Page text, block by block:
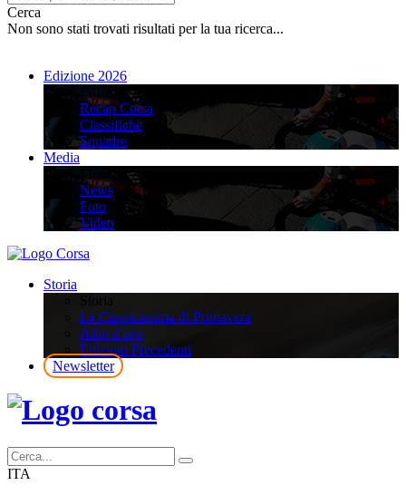
Cerca
Non sono stati trovati risultati per la tua ricerca...
Edizione 2026
Edizione 2026
Recap Corsa
Classifiche
Squadre
Media
Media
News
Foto
Video
Storia
La Classicissima di Primavera
Albo d’oro
Edizioni Precedenti
Newsletter
ITA